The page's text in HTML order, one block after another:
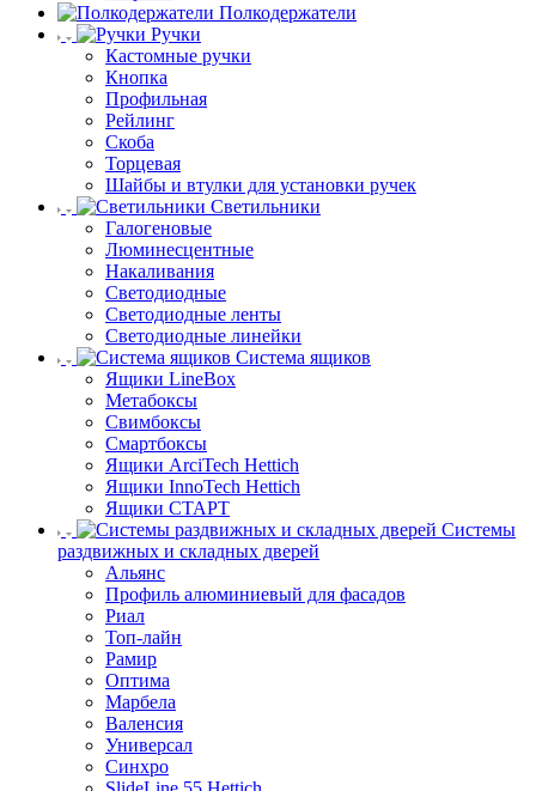
Полкодержатели
Ручки
Кастомные ручки
Кнопка
Профильная
Рейлинг
Скоба
Торцевая
Шайбы и втулки для установки ручек
Светильники
Галогеновые
Люминесцентные
Накаливания
Светодиодные
Светодиодные ленты
Светодиодные линейки
Система ящиков
Ящики LineBox
Метабоксы
Свимбоксы
Смартбоксы
Ящики ArciTech Hettich
Ящики InnoTech Hettich
Ящики СТАРТ
Системы
раздвижных и складных дверей
Альянс
Профиль алюминиевый для фасадов
Риал
Топ-лайн
Рамир
Оптима
Марбела
Валенсия
Универсал
Синхро